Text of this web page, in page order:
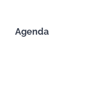
Agenda